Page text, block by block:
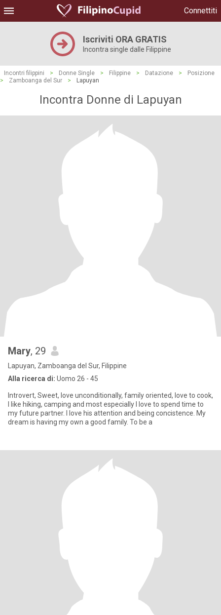
Connettiti
Iscriviti ORA GRATIS
Incontra single dalle Filippine
Incontri filippini > Donne Single > Filippine > Datazione >
Posizione
>
Zamboanga del Sur > Lapuyan
Incontra Donne di Lapuyan
Mary, 29
Lapuyan, Zamboanga del Sur, Filippine
Alla ricerca di: Uomo 26 - 45
Introvert, Sweet, love unconditionally, family oriented, love to cook,
I like hiking, camping and most especially I love to spend time to
my future partner. I love his attention and being concistence. My
dream is having my own a good family. To be a